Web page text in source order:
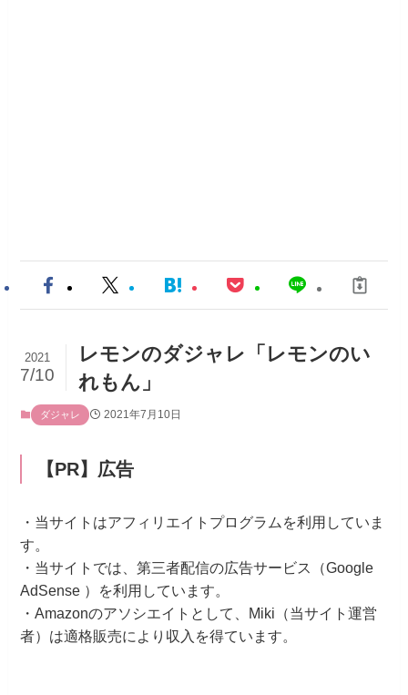
レモンのダジャレ「レモンのい
れもん」
2021
7/10
ダジャレ 2021年7月10日
【PR】広告
・当サイトはアフィリエイトプログラムを利用していま
す。
・当サイトでは、第三者配信の広告サービス（Google
AdSense ）を利用しています。
・Amazonのアソシエイトとして、Miki（当サイト運営
者）は適格販売により収入を得ています。